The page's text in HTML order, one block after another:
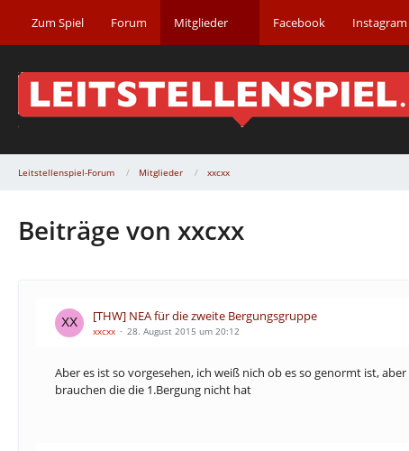
Zum Spiel Forum Mitglieder Facebook Instagram
Leitstellenspiel-Forum Mitglieder xxcxx
Beiträge von xxcxx
[THW] NEA für die zweite Bergungsgruppe
xxcxx 28. August 2015 um 20:12
Aber es ist so vorgesehen, ich weiß nich ob es so genormt ist,
brauchen die die 1.Bergung nicht hat